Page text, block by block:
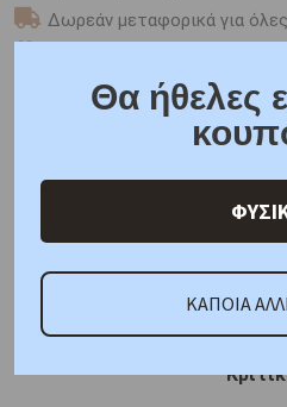
Δωρεάν μεταφορικά για
6 άτοκες δόσεις
SHARE
Θα ήθελες
ΚΑΠΟΙΑ